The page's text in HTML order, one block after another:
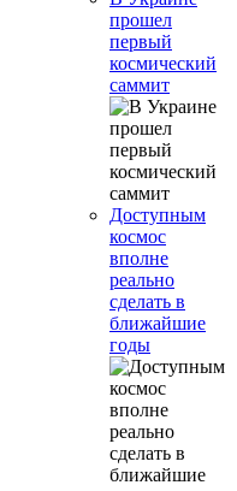
прошел
первый
космический
саммит
Доступным
космос
вполне
реально
сделать в
ближайшие
годы